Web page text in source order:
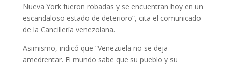
Nueva York fueron robadas y se encuentran hoy en un
escandaloso estado de deterioro”, cita el comunicado
de la Cancillería venezolana.
Asimismo, indicó que “Venezuela no se deja
amedrentar. El mundo sabe que su pueblo y su